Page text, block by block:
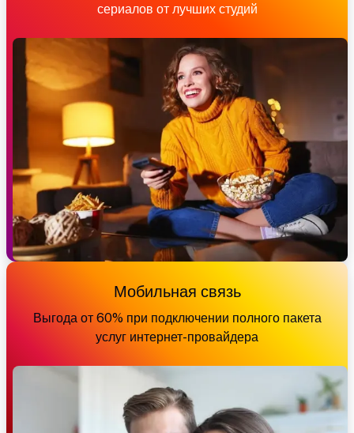
сериалов от лучших студий
Мобильная связь
Выгода от 60% при подключении полного пакета
услуг интернет-провайдера